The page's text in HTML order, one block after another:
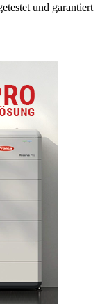
und garantiert